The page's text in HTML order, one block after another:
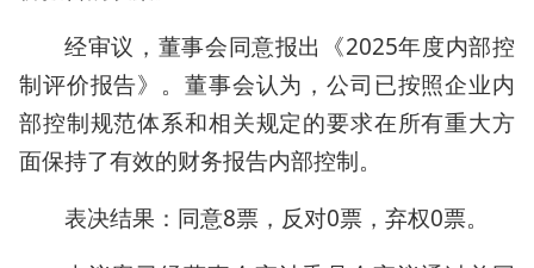
经审议，董事会同意报出《2025年度内部控
制评价报告》。董事会认为，公司已按照企业内
部控制规范体系和相关规定的要求在所有重大方
面保持了有效的财务报告内部控制。
表决结果：同意8票，反对0票，弃权0票。